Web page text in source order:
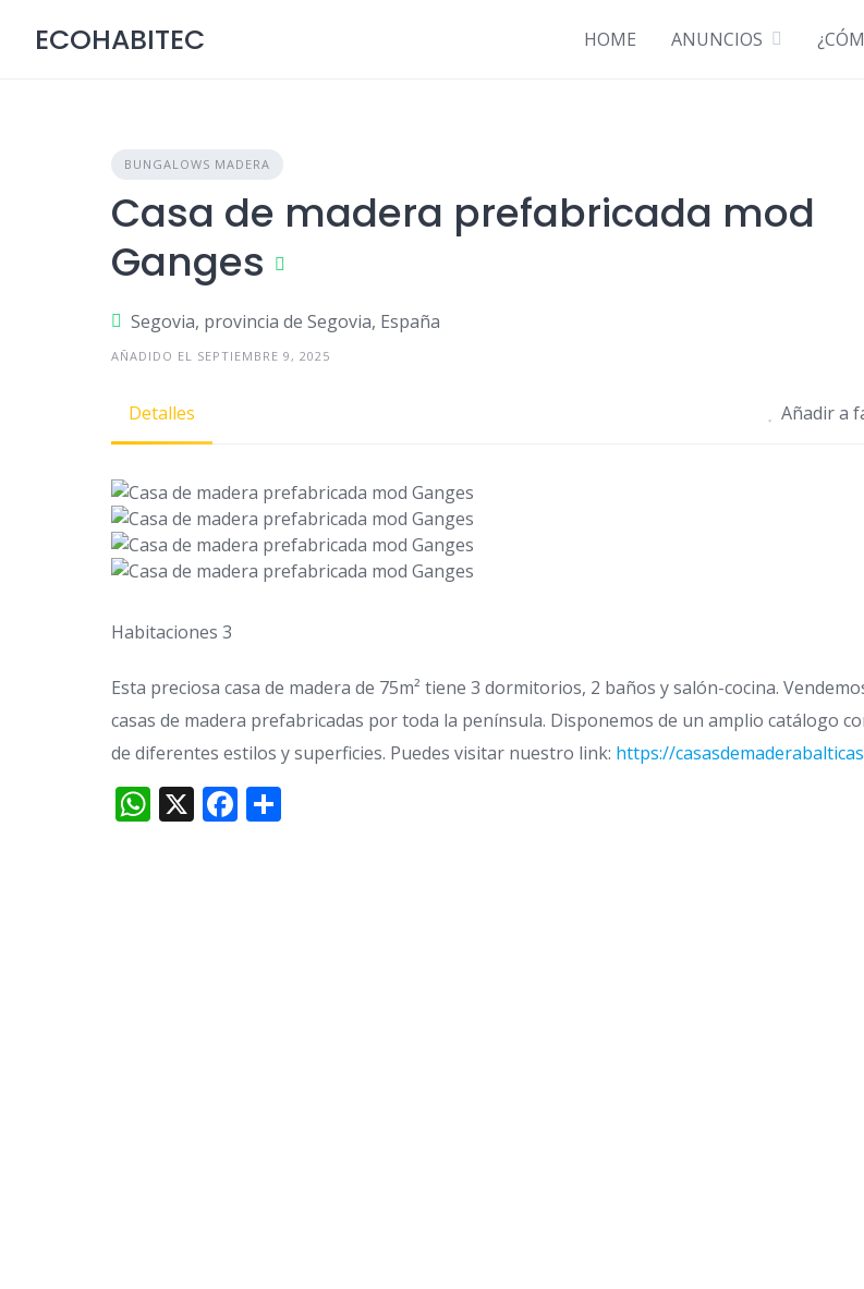
ECOHABITEC HOME ANUNCIOS
BUNGALOWS MADERA
Casa de madera prefabricada mod
Ganges
Segovia, provincia de Segovia, España
AÑADIDO EL SEPTIEMBRE 9, 2025
Detalles Añadir a
Habitaciones 3
Esta preciosa casa de madera de 75m² tiene 3 dormitorios, 2 baños y salón-cocina.
casas de madera prefabricadas por toda la península. Disponemos de un amplio catálogo
de diferentes estilos y superficies. Puedes visitar nuestro link: https://
WhatsApp
X Facebook
Descubre cómo funciona ¡Anúnciate